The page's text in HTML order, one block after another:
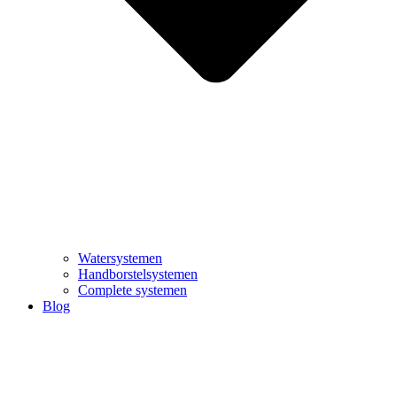
Watersystemen
Handborstelsystemen
Complete systemen
Blog